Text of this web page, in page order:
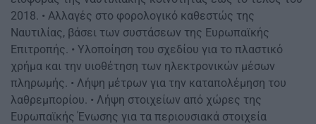
2018. • Αλλαγές στο φορολογικό καθεστώς της
Ναυτιλίας, βάσει των συστάσεων της Ευρωπαϊκής
Επιτροπής. • Υλοποίηση του σχεδίου για το πλαστικό
χρήμα και την υιοθέτηση των ηλεκτρονικών μέσων
πληρωμής. • Λήψη μέτρων για την καταπολέμηση του
λαθρεμπορίου. • Λήψη στοιχείων από χώρες της
Ευρωπαϊκής Ένωσης για τα περιουσιακά στοιχεία